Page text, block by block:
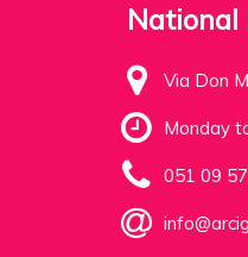
National
Via Don
Monday
051 09